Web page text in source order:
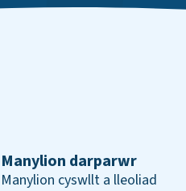
Manylion darparwr
Manylion cyswllt a lleoliad